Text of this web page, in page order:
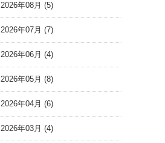
2026年08月 (5)
2026年07月 (7)
2026年06月 (4)
2026年05月 (8)
2026年04月 (6)
2026年03月 (4)